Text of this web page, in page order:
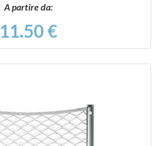
A partire da:
11.50 €
VEDI